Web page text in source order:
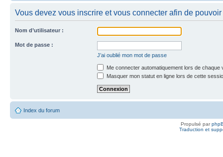
Vous devez vous inscrire et vous connecter afin de
Nom d’utilisateur :
Mot de passe :
J’ai oublié mon mot de passe
Me connecter automatiquement lors de chaque
Masquer mon statut en ligne lors de cette
Index du forum
Propulsé par
Traduction et